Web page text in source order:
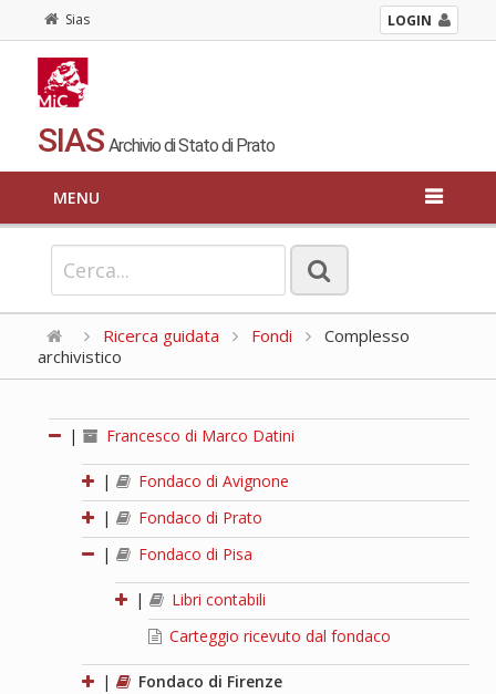
Sias LOGIN
SIAS Archivio di Stato di Prato
MENU
Ricerca guidata Fondi
Complesso
archivistico
| Francesco di Marco Datini
|
Fondaco di Avignone
|
Fondaco di Prato
|
Fondaco di Pisa
|
Libri contabili
Carteggio ricevuto dal fondaco
|
Fondaco di Firenze